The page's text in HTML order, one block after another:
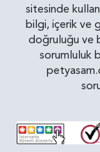
sitesinde
bilgi, içerik ve
doğruluğu ve
sorumluluk